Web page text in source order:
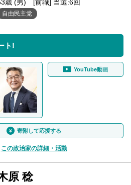
歳 (男)
[前職] 当選:6回
自由民主党
ト!
YouTube動画
寄附して応援する
この政治家の詳細・活動
原 稔